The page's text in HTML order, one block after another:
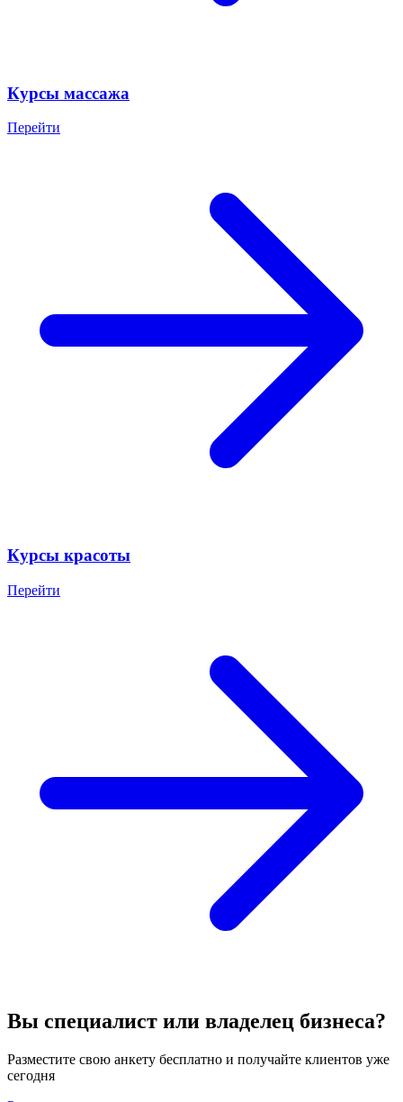
Курсы массажа
Перейти
Курсы красоты
Перейти
Вы специалист или владелец бизнеса?
Разместите свою анкету бесплатно и получайте клиентов уже
сегодня